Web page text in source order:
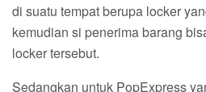
di suatu tempat berupa locker
kemudian si penerima barang
locker tersebut.
Sedangkan untuk PopExpress